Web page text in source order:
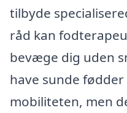
tilbyde
råd kan
bevæge dig uden
have sunde
mobiliteten, men